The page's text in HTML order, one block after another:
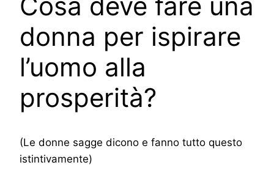
donna per ispirare
l’uomo alla
prosperità?
(Le donne sagge dicono e fanno tutto questo
istintivamente)